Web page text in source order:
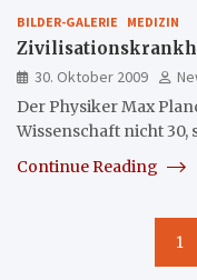
BILDER-GALERIE MEDIZIN
30. Oktober 2009
Der Physiker Max
Wissenschaft nicht 30,
Continue Reading
1